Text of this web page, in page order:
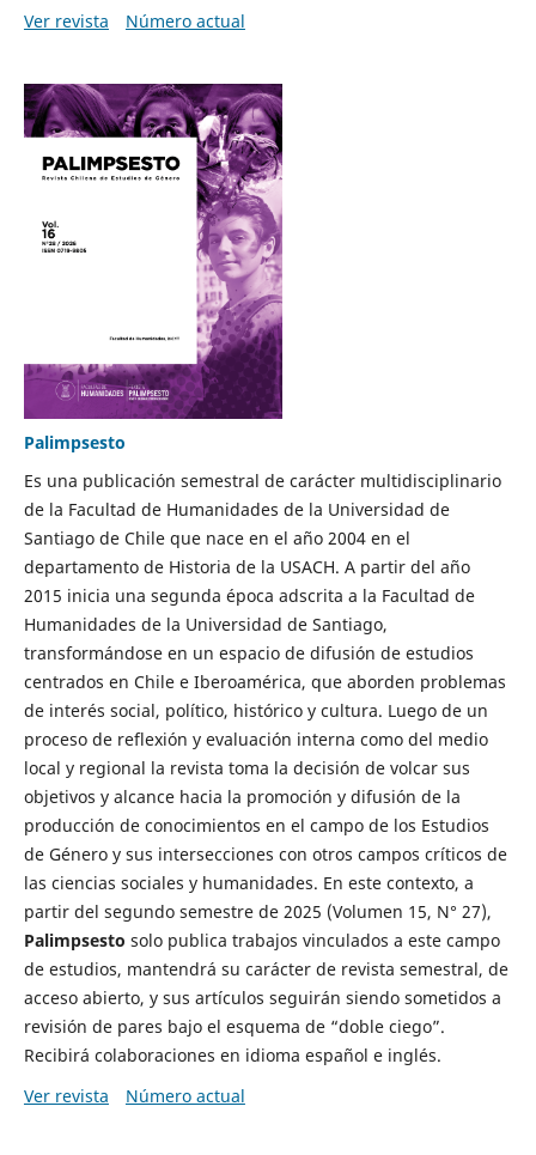
Ver revista
Número actual
Palimpsesto
Es una publicación semestral de carácter multidisciplinario
de la Facultad de Humanidades de la Universidad de
Santiago de Chile que nace en el año 2004 en el
departamento de Historia de la USACH. A partir del año
2015 inicia una segunda época adscrita a la Facultad de
Humanidades de la Universidad de Santiago,
transformándose en un espacio de difusión de estudios
centrados en Chile e Iberoamérica, que aborden problemas
de interés social, político, histórico y cultura. Luego de un
proceso de reflexión y evaluación interna como del medio
local y regional la revista toma la decisión de volcar sus
objetivos y alcance hacia la promoción y difusión de la
producción de conocimientos en el campo de los Estudios
de Género y sus intersecciones con otros campos críticos de
las ciencias sociales y humanidades. En este contexto, a
partir del segundo semestre de 2025 (Volumen 15, N° 27),
Palimpsesto solo publica trabajos vinculados a este campo
de estudios, mantendrá su carácter de revista semestral, de
acceso abierto, y sus artículos seguirán siendo sometidos a
revisión de pares bajo el esquema de “doble ciego”.
Recibirá colaboraciones en idioma español e inglés.
Ver revista
Número actual